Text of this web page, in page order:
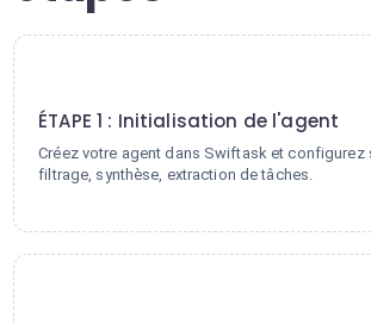
ÉTAPE 1 : Initialisation de l'agent
Créez votre agent dans Swiftask et
filtrage, synthèse, extraction de tâches.